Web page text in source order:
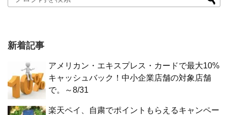
新着記事
アメリカン・エキスプレス・カードで最大10%
キャッシュバック！中小企業店舗の対象店舗
で。～8/31
楽天ペイ、自粛でポイントもらえるキャンペー